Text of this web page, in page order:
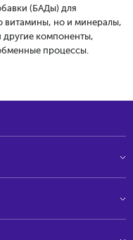
(БАДы) для
витамины, но и минералы,
другие компоненты,
процессы.